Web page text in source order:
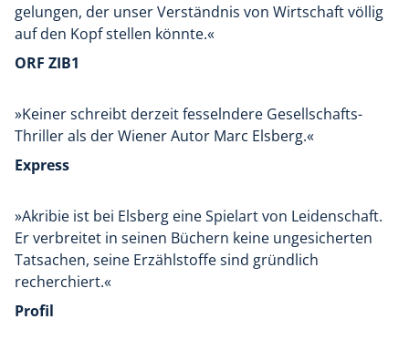
gelungen, der unser Verständnis von Wirtschaft völlig
auf den Kopf stellen könnte.«
ORF ZIB1
»Keiner schreibt derzeit fesselndere Gesellschafts-
Thriller als der Wiener Autor Marc Elsberg.«
Express
»Akribie ist bei Elsberg eine Spielart von Leidenschaft.
Er verbreitet in seinen Büchern keine ungesicherten
Tatsachen, seine Erzählstoffe sind gründlich
recherchiert.«
Profil